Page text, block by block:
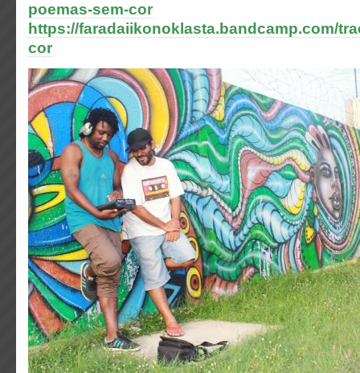
poemas-sem-cor
https://faradaiikonoklasta.bandcamp.com/
cor